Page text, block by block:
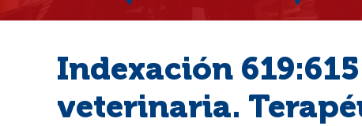
Indexación
veterinaria.